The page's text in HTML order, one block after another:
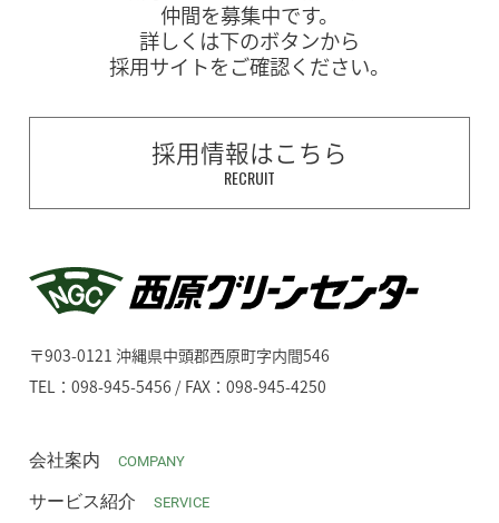
仲間を募集中です。
詳しくは下のボタンから
採用サイトをご確認ください。
採用情報はこちら
RECRUIT
〒903-0121 沖縄県中頭郡西原町字内間546
TEL：098-945-5456 / FAX：098-945-4250
会社案内 COMPANY
サービス紹介 SERVICE